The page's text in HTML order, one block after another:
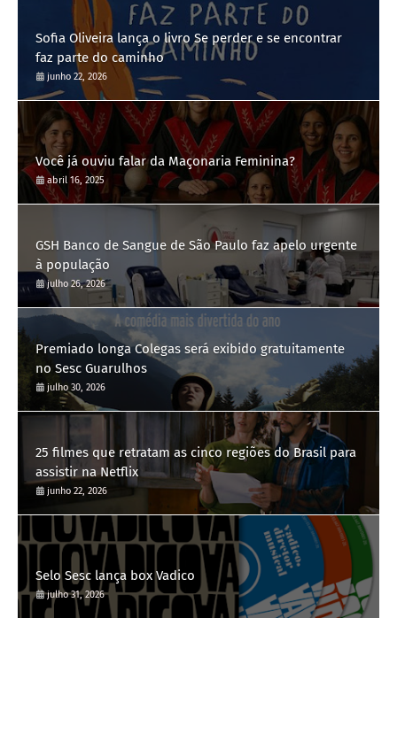
Sofia Oliveira lança o livro Se perder e se encontrar
faz parte do caminho
junho 22, 2026
Você já ouviu falar da Maçonaria Feminina?
abril 16, 2025
GSH Banco de Sangue de São Paulo faz apelo urgente
à população
julho 26, 2026
Premiado longa Colegas será exibido gratuitamente
no Sesc Guarulhos
julho 30, 2026
25 filmes que retratam as cinco regiões do Brasil para
assistir na Netflix
junho 22, 2026
Selo Sesc lança box Vadico
julho 31, 2026